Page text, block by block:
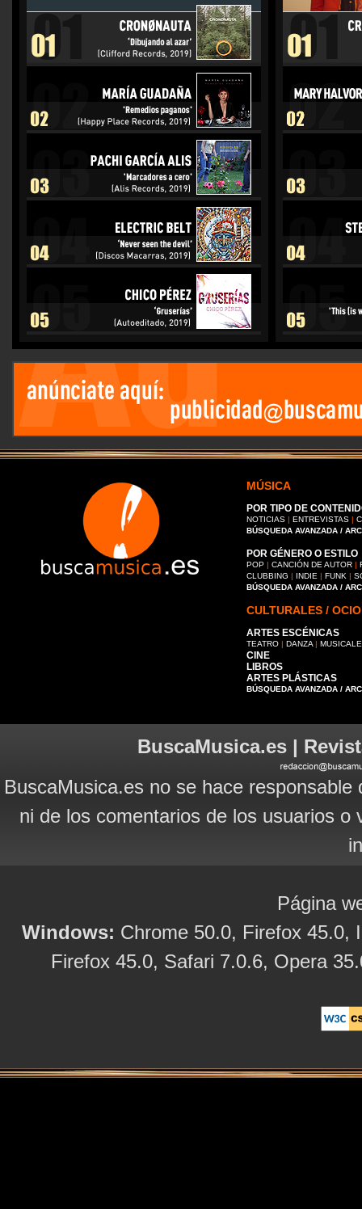
MÚSICA
POR TIPO DE
NOTICIAS | ENTREVISTAS |
BÚSQUEDA AVANZADA /
POR GÉNERO O ESTILO
POP | CANCIÓN DE AUTOR |
CLUBBING | INDIE | FUNK |
BÚSQUEDA AVANZADA /
CULTURALES / OCIO
ARTES ESCÉNICAS
TEATRO | DANZA |
CINE
LIBROS
ARTES PLÁSTICAS
BÚSQUEDA AVANZADA /
BuscaMusica.es |
BuscaMusica.es no se hace
ni de los comentarios de los usuarios
Página
Windows: Chrome 50.0, Firefox 45.0,
Firefox 45.0, Safari 7.0.6, Opera